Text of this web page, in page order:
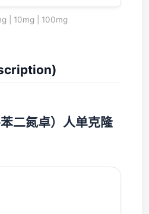
| 10mg | 100mg
二氮卓）人单克隆